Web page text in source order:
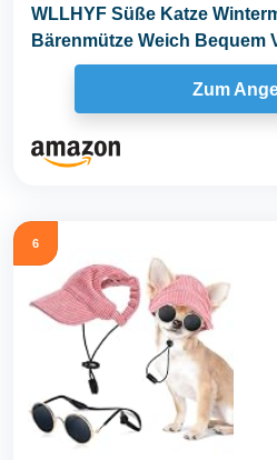
WLLHYF Süße Katze
Bärenmütze Weich Bequem
Haustiere...
Zum
6